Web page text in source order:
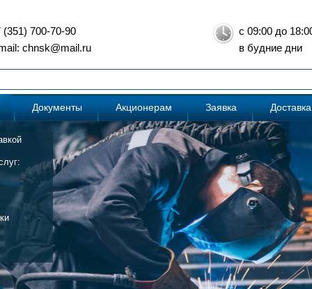
(351) 700-70-90
chnsk@mail.ru
с 09:00 до
в будние дни
Документы Акционерам Заявка